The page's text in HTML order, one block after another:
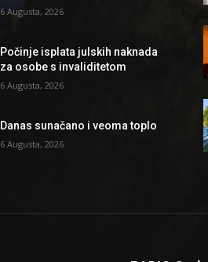
6 Augusta, 2026
Počinje isplata julskih naknada
za osobe s invaliditetom
6 Augusta, 2026
Danas sunačano i veoma toplo
6 Augusta, 2026